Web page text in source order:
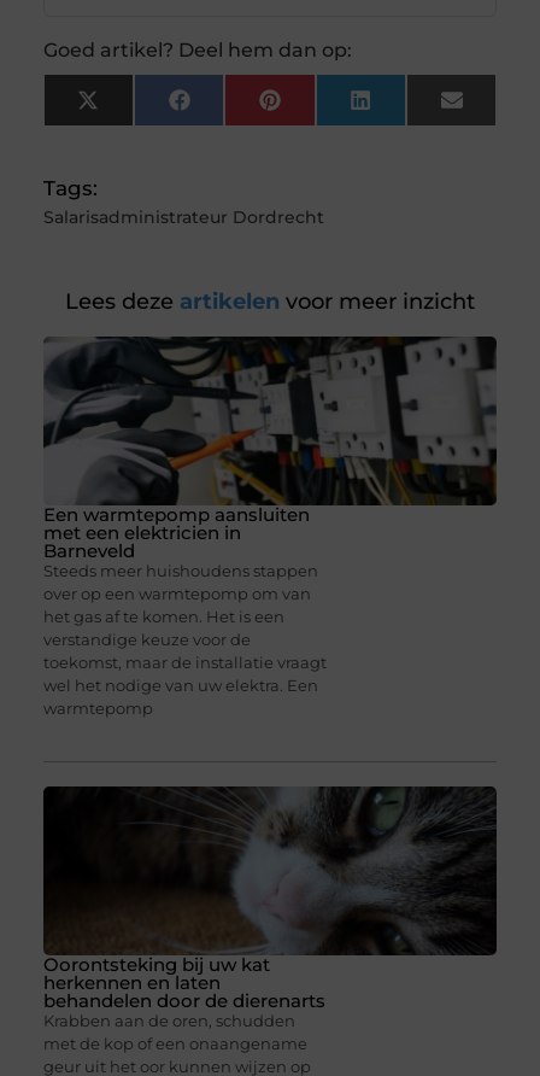
Goed artikel? Deel hem dan op:
X
(Twitter)
FacebookPinterestLinkedInEmail
Tags:
Salarisadministrateur Dordrecht
Lees deze artikelen voor meer inzicht
Een warmtepomp aansluiten
met een elektricien in
Barneveld
Steeds meer huishoudens stappen
over op een warmtepomp om van
het gas af te komen. Het is een
verstandige keuze voor de
toekomst, maar de installatie vraagt
wel het nodige van uw elektra. Een
warmtepomp
Oorontsteking bij uw kat
herkennen en laten
behandelen door de dierenarts
Krabben aan de oren, schudden
met de kop of een onaangename
geur uit het oor kunnen wijzen op